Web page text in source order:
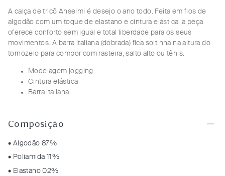
A calça de tricô Anselmi é desejo o ano todo. Feita em fios de
algodão com um toque de elastano e cintura elástica, a peça
oferece conforto sem igual e total liberdade para os seus
movimentos. A barra italiana (dobrada) fica soltinha na altura do
tornozelo para compor com rasteira, salto alto ou tênis.
Modelagem jogging
Cintura elástica
Barra italiana
Composição
• Algodão 87%
• Poliamida 11%
• Elastano 02%